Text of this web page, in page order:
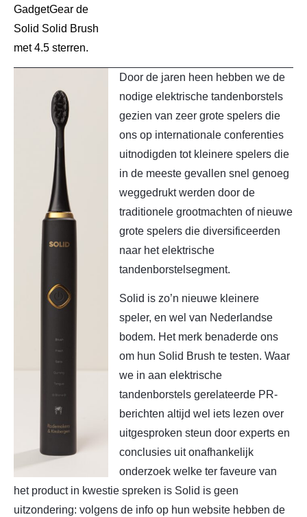
GadgetGear de
Solid Solid Brush
met 4.5 sterren.
Door de jaren heen hebben we de
nodige elektrische tandenborstels
gezien van zeer grote spelers die
ons op internationale conferenties
uitnodigden tot kleinere spelers die
in de meeste gevallen snel genoeg
weggedrukt werden door de
traditionele grootmachten of nieuwe
grote spelers die diversificeerden
naar het elektrische
tandenborstelsegment.
Solid is zo’n nieuwe kleinere
speler, en wel van Nederlandse
bodem. Het merk benaderde ons
om hun Solid Brush te testen. Waar
we in aan elektrische
tandenborstels gerelateerde PR-
berichten altijd wel iets lezen over
uitgesproken steun door experts en
conclusies uit onafhankelijk
onderzoek welke ter faveure van
het product in kwestie spreken is Solid is geen
uitzondering: volgens de info op hun website hebben de